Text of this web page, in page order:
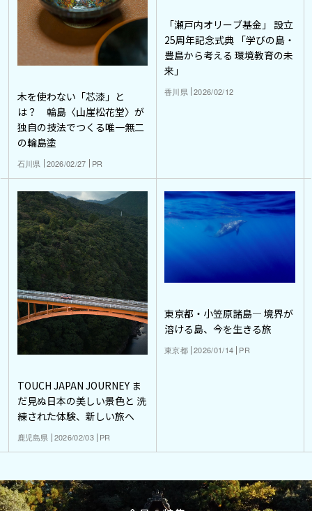
木を使わない「芯漆」と
は？ 輪島〈山崖松花堂〉が
独自の技法でつくる唯一無二
の輪島塗
石川県 2026/02/27 PR
「瀬戸内オリーブ基金」 設立
25周年記念式典 「学びの島・
豊島から考える 環境教育の未
来」
香川県 2026/02/12
TOUCH JAPAN JOURNEY ま
だ見ぬ日本の美しい景色と 洗
練された体験、新しい旅へ
鹿児島県 2026/02/03 PR
東京都・小笠原諸島― 境界が
溶ける島、今を生きる旅
東京都 2026/01/14 PR